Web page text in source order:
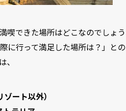
喫できた場所はどこなのでしょう
に行って満足した場所は？」との
、
ート以外）